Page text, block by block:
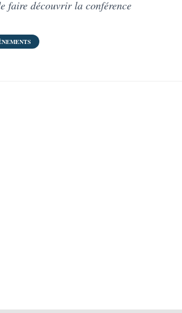
faire découvrir la conférence